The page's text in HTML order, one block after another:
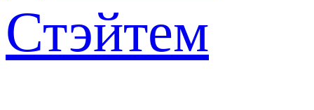
Стэйтем